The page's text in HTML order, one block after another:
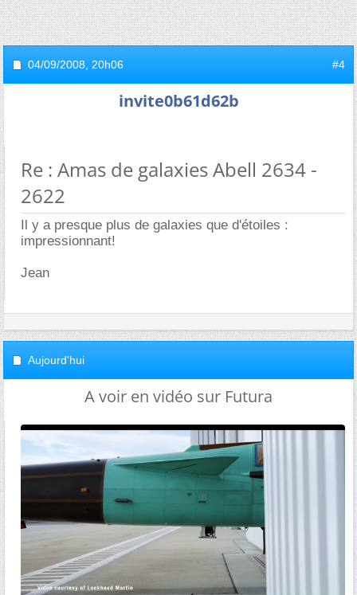
04/09/2008, 20h06 #4
invite0b61d62b
Re : Amas de galaxies Abell 2634 -
2622
Il y a presque plus de galaxies que d'étoiles :
impressionnant!
Jean
Aujourd'hui
A voir en vidéo sur Futura